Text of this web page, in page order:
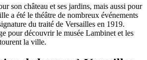
son château et ses jardins, mais aussi pour
a été le théâtre de nombreux événements
du traité de Versailles en 1919.
pour découvrir le musée Lambinet et les
la ville.